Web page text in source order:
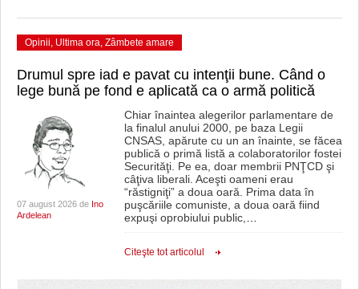
Opinii, Ultima ora, Zâmbete amare
Drumul spre iad e pavat cu intenţii bune. Când o
lege bună pe fond e aplicată ca o armă politică
07 august 2026 de Ino
Ardelean
Chiar înaintea alegerilor parlamentare de
la finalul anului 2000, pe baza Legii
CNSAS, apărute cu un an înainte, se făcea
publică o primă listă a colaboratorilor fostei
Securităţi. Pe ea, doar membrii PNŢCD şi
câţiva liberali. Aceşti oameni erau
“răstigniţi” a doua oară. Prima data în
puşcăriile comuniste, a doua oară fiind
expuşi oprobiului public,
Citeşte tot articolul